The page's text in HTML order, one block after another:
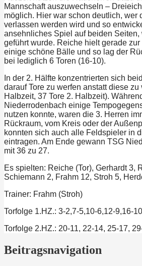
Mannschaft auszuwechseln –
möglich. Hier war schon deutlich, wer
verlassen werden wird und so
ansehnliches Spiel auf beiden Seiten,
geführt wurde. Reiche hielt gerade
einige schöne Bälle und so lag der
bei lediglich 6 Toren (16-10).
In der 2. Hälfte konzentrierten sich
darauf Tore zu werfen anstatt diese zu
Halbzeit, 37 Tore 2. Halbzeit).
Niederrodenbach einige
nutzen konnte, waren die 3. Herren
Rückraum, vom Kreis oder der
konnten sich auch alle Feldspieler in
eintragen. Am Ende gewann TSG
mit 36 zu 27.
Es spielten: Reiche (Tor), Gerhardt 3,
Schiemann 2, Frahm 12, Stroh 5,
Trainer: Frahm (Stroh)
Torfolge 1.HZ.: 3-2,7-5,10-6,12-9,16-10
Torfolge 2.HZ.: 20-11, 22-14, 25-17,
Beitragsnavigation